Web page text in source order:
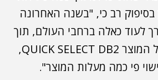
ציין בסיפוק רב כי, "בשנה האחרונה
לעוד כאלה ברחבי העולם, תוך
הדגשתה של עסקה שבוצעה עבור חברת ביטוח אמריקאית גדולה של המוצר QUICK SELECT DB2,
פי כמה מעלות המוצר".